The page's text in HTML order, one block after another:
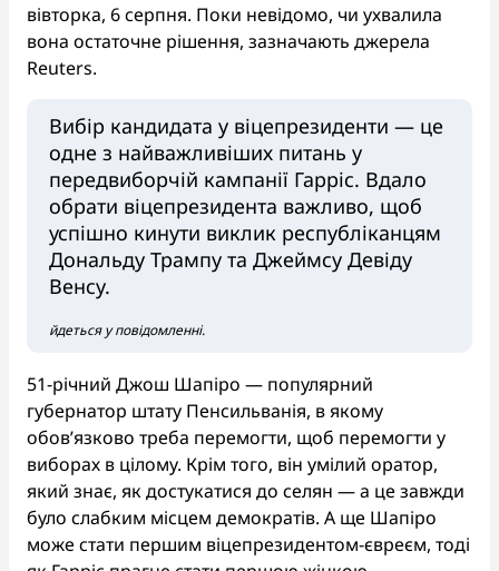
вівторка, 6 серпня. Поки невідомо, чи ухвалила
вона остаточне рішення, зазначають джерела
Reuters.
Вибір кандидата у віцепрезиденти — це
одне з найважливіших питань у
передвиборчій кампанії Гарріс. Вдало
обрати віцепрезидента важливо, щоб
успішно кинути виклик республіканцям
Дональду Трампу та Джеймсу Девіду
Венсу.
йдеться у повідомленні.
51-річний Джош Шапіро — популярний
губернатор штату Пенсильванія, в якому
обовʼязково треба перемогти, щоб перемогти у
виборах в цілому. Крім того, він умілий оратор,
який знає, як достукатися до селян — а це завжди
було слабким місцем демократів. А ще Шапіро
може стати першим віцепрезидентом-євреєм, тоді